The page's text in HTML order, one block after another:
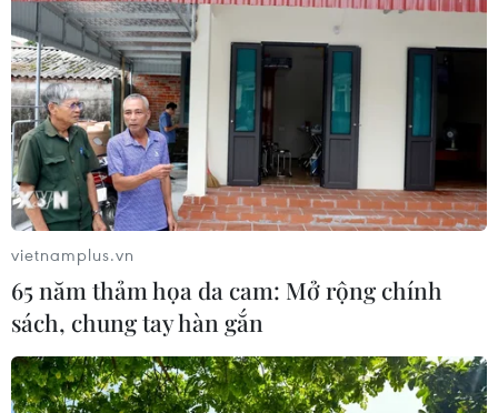
vietnamplus.vn
65 năm thảm họa da cam: Mở rộng chính
sách, chung tay hàn gắn